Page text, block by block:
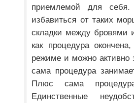
приемлемой для себя.
избавиться от таких
складки между бровями
как процедура
режиме и можно
сама процедура
Плюс сама
Единственные